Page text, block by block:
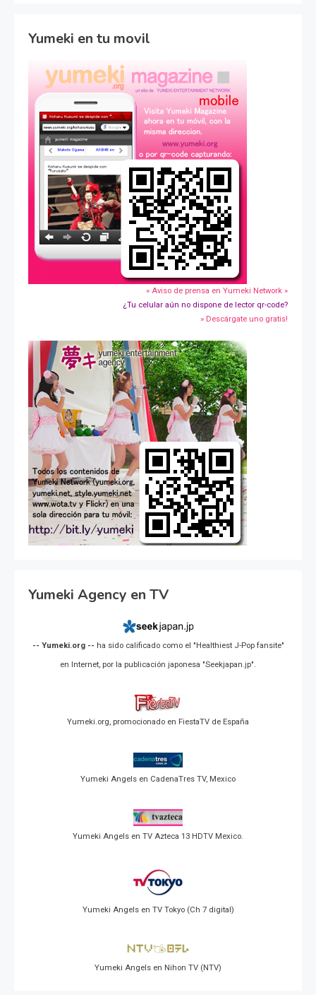
Yumeki en tu movil
» Aviso de prensa en Yumeki Network »
¿Tu celular aún no dispone de lector qr-code?
» Descárgate uno gratis!
Yumeki Agency en TV
-- Yumeki.org -- ha sido calificado como el "Healthiest J-Pop fansite"
en Internet, por la publicación japonesa "Seekjapan.jp".
Yumeki.org, promocionado en FiestaTV de España
Yumeki Angels en CadenaTres TV, Mexico
Yumeki Angels en TV Azteca 13 HDTV Mexico.
Yumeki Angels en TV Tokyo (Ch 7 digital)
Yumeki Angels en Nihon TV (NTV)